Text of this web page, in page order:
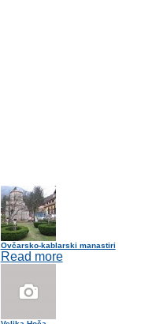
Ovčarsko-kablarski manastiri
Read more